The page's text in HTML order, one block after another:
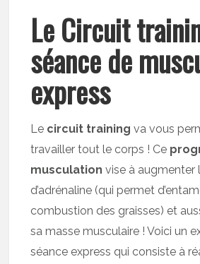
Le Circuit
séance de
express
Le circuit training va vous
travailler tout le corps ! Ce
musculation vise à augmenter
d’adrénaline (qui permet
combustion des graisses) et
sa masse musculaire ! Voici un
séance express qui consiste à